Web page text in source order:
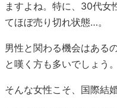
ますよね。特に、30代女
てほぼ売り切れ状態…。
男性と関わる機会はある
と嘆く方も多いでしょう。
そんな女性こそ、国際結